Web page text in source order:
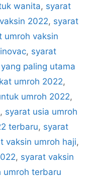
wanita, syarat
2022, syarat
umroh vaksin
, syarat
paling utama
umroh 2022,
umroh 2022,
, syarat usia umroh
terbaru, syarat
vaksin umroh haji,
, syarat vaksin
umroh terbaru